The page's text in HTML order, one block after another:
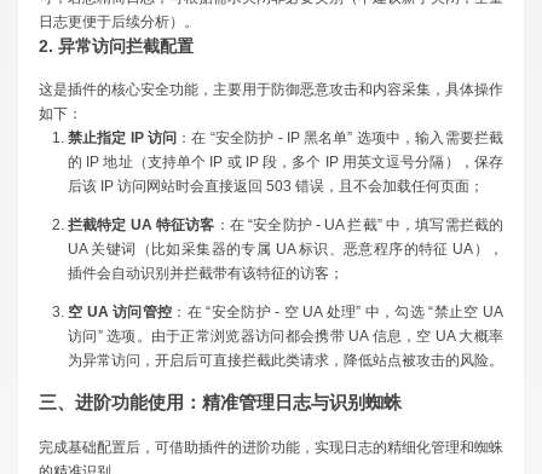
日志更便于后续分析）。
2. 异常访问拦截配置
这是插件的核心安全功能，主要用于防御恶意攻击和内容采集，具体操作
如下：
禁止指定 IP 访问 ：在 “安全防护 - IP 黑名单” 选项中，输入需要拦截
的 IP 地址（支持单个 IP 或 IP 段，多个 IP 用英文逗号分隔），保存
后该 IP 访问网站时会直接返回 503 错误，且不会加载任何页面；
拦截特定 UA 特征访客 ：在 “安全防护 - UA 拦截” 中，填写需拦截的
UA 关键词（比如采集器的专属 UA 标识、恶意程序的特征 UA），
插件会自动识别并拦截带有该特征的访客；
空 UA 访问管控 ：在 “安全防护 - 空 UA 处理” 中，勾选 “禁止空 UA
访问” 选项。由于正常浏览器访问都会携带 UA 信息，空 UA 大概率
为异常访问，开启后可直接拦截此类请求，降低站点被攻击的风险。
三、进阶功能使用：精准管理日志与识别蜘蛛
完成基础配置后，可借助插件的进阶功能，实现日志的精细化管理和蜘蛛